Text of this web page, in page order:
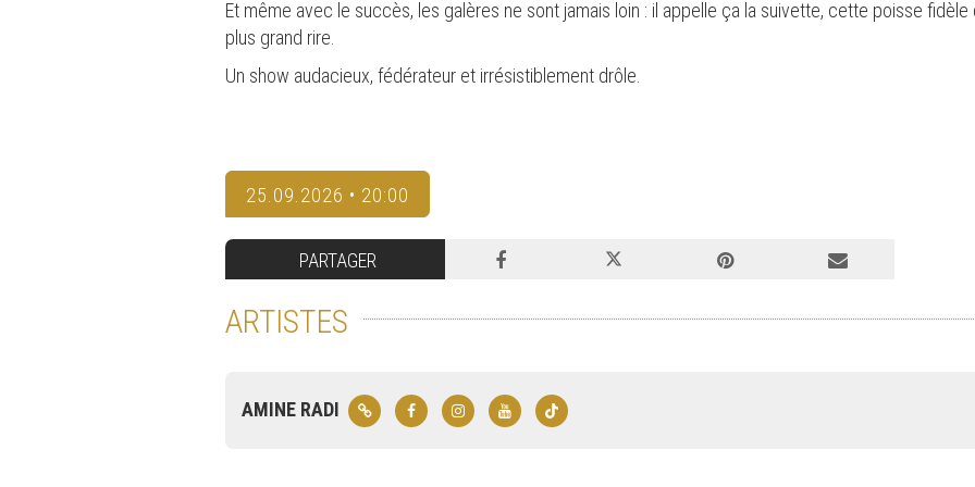
Et même avec le succès, les galères ne sont jamais loin : il appelle ça la suivette, cette poisse
plus grand rire.
Un show audacieux, fédérateur et irrésistiblement drôle.
25.09.2026 • 20:00
PARTAGER
ARTISTES
AMINE RADI